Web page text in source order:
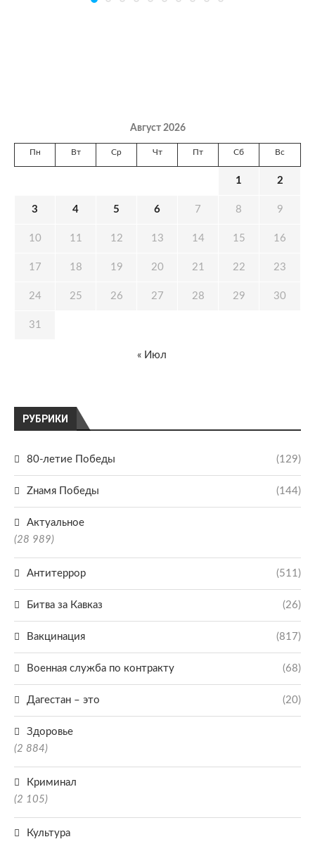
РУБРИКИ
80-летие Победы (129)
Zнамя Победы (144)
Актуальное
(28 989)
Антитеррор (511)
Битва за Кавказ (26)
Вакцинация (817)
Военная служба по контракту (68)
Дагестан – это (20)
Здоровье
(2 884)
Криминал
(2 105)
Культура
Август 2026
Пн Вт Ср Чт Пт Сб Вс
1 2
3 4 5 6 7 8 9
10 11 12 13 14 15 16
17 18 19 20 21 22 23
24 25 26 27 28 29 30
31
« Июл